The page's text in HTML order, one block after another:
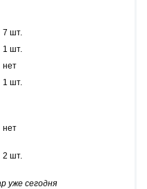
7 шт.
1 шт.
нет
1 шт.
нет
2 шт.
уже сегодня